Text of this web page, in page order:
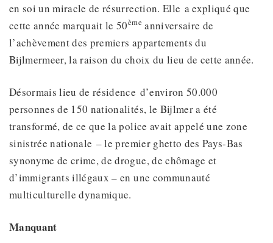
en soi un miracle de résurrection. Elle a expliqué que
cette année marquait le 50ème anniversaire de
l’achèvement des premiers appartements du
Bijlmermeer, la raison du choix du lieu de cette année.
Désormais lieu de résidence d’environ 50.000
personnes de 150 nationalités, le Bijlmer a été
transformé, de ce que la police avait appelé une zone
sinistrée nationale – le premier ghetto des Pays-Bas
synonyme de crime, de drogue, de chômage et
d’immigrants illégaux – en une communauté
multiculturelle dynamique.
Manquant